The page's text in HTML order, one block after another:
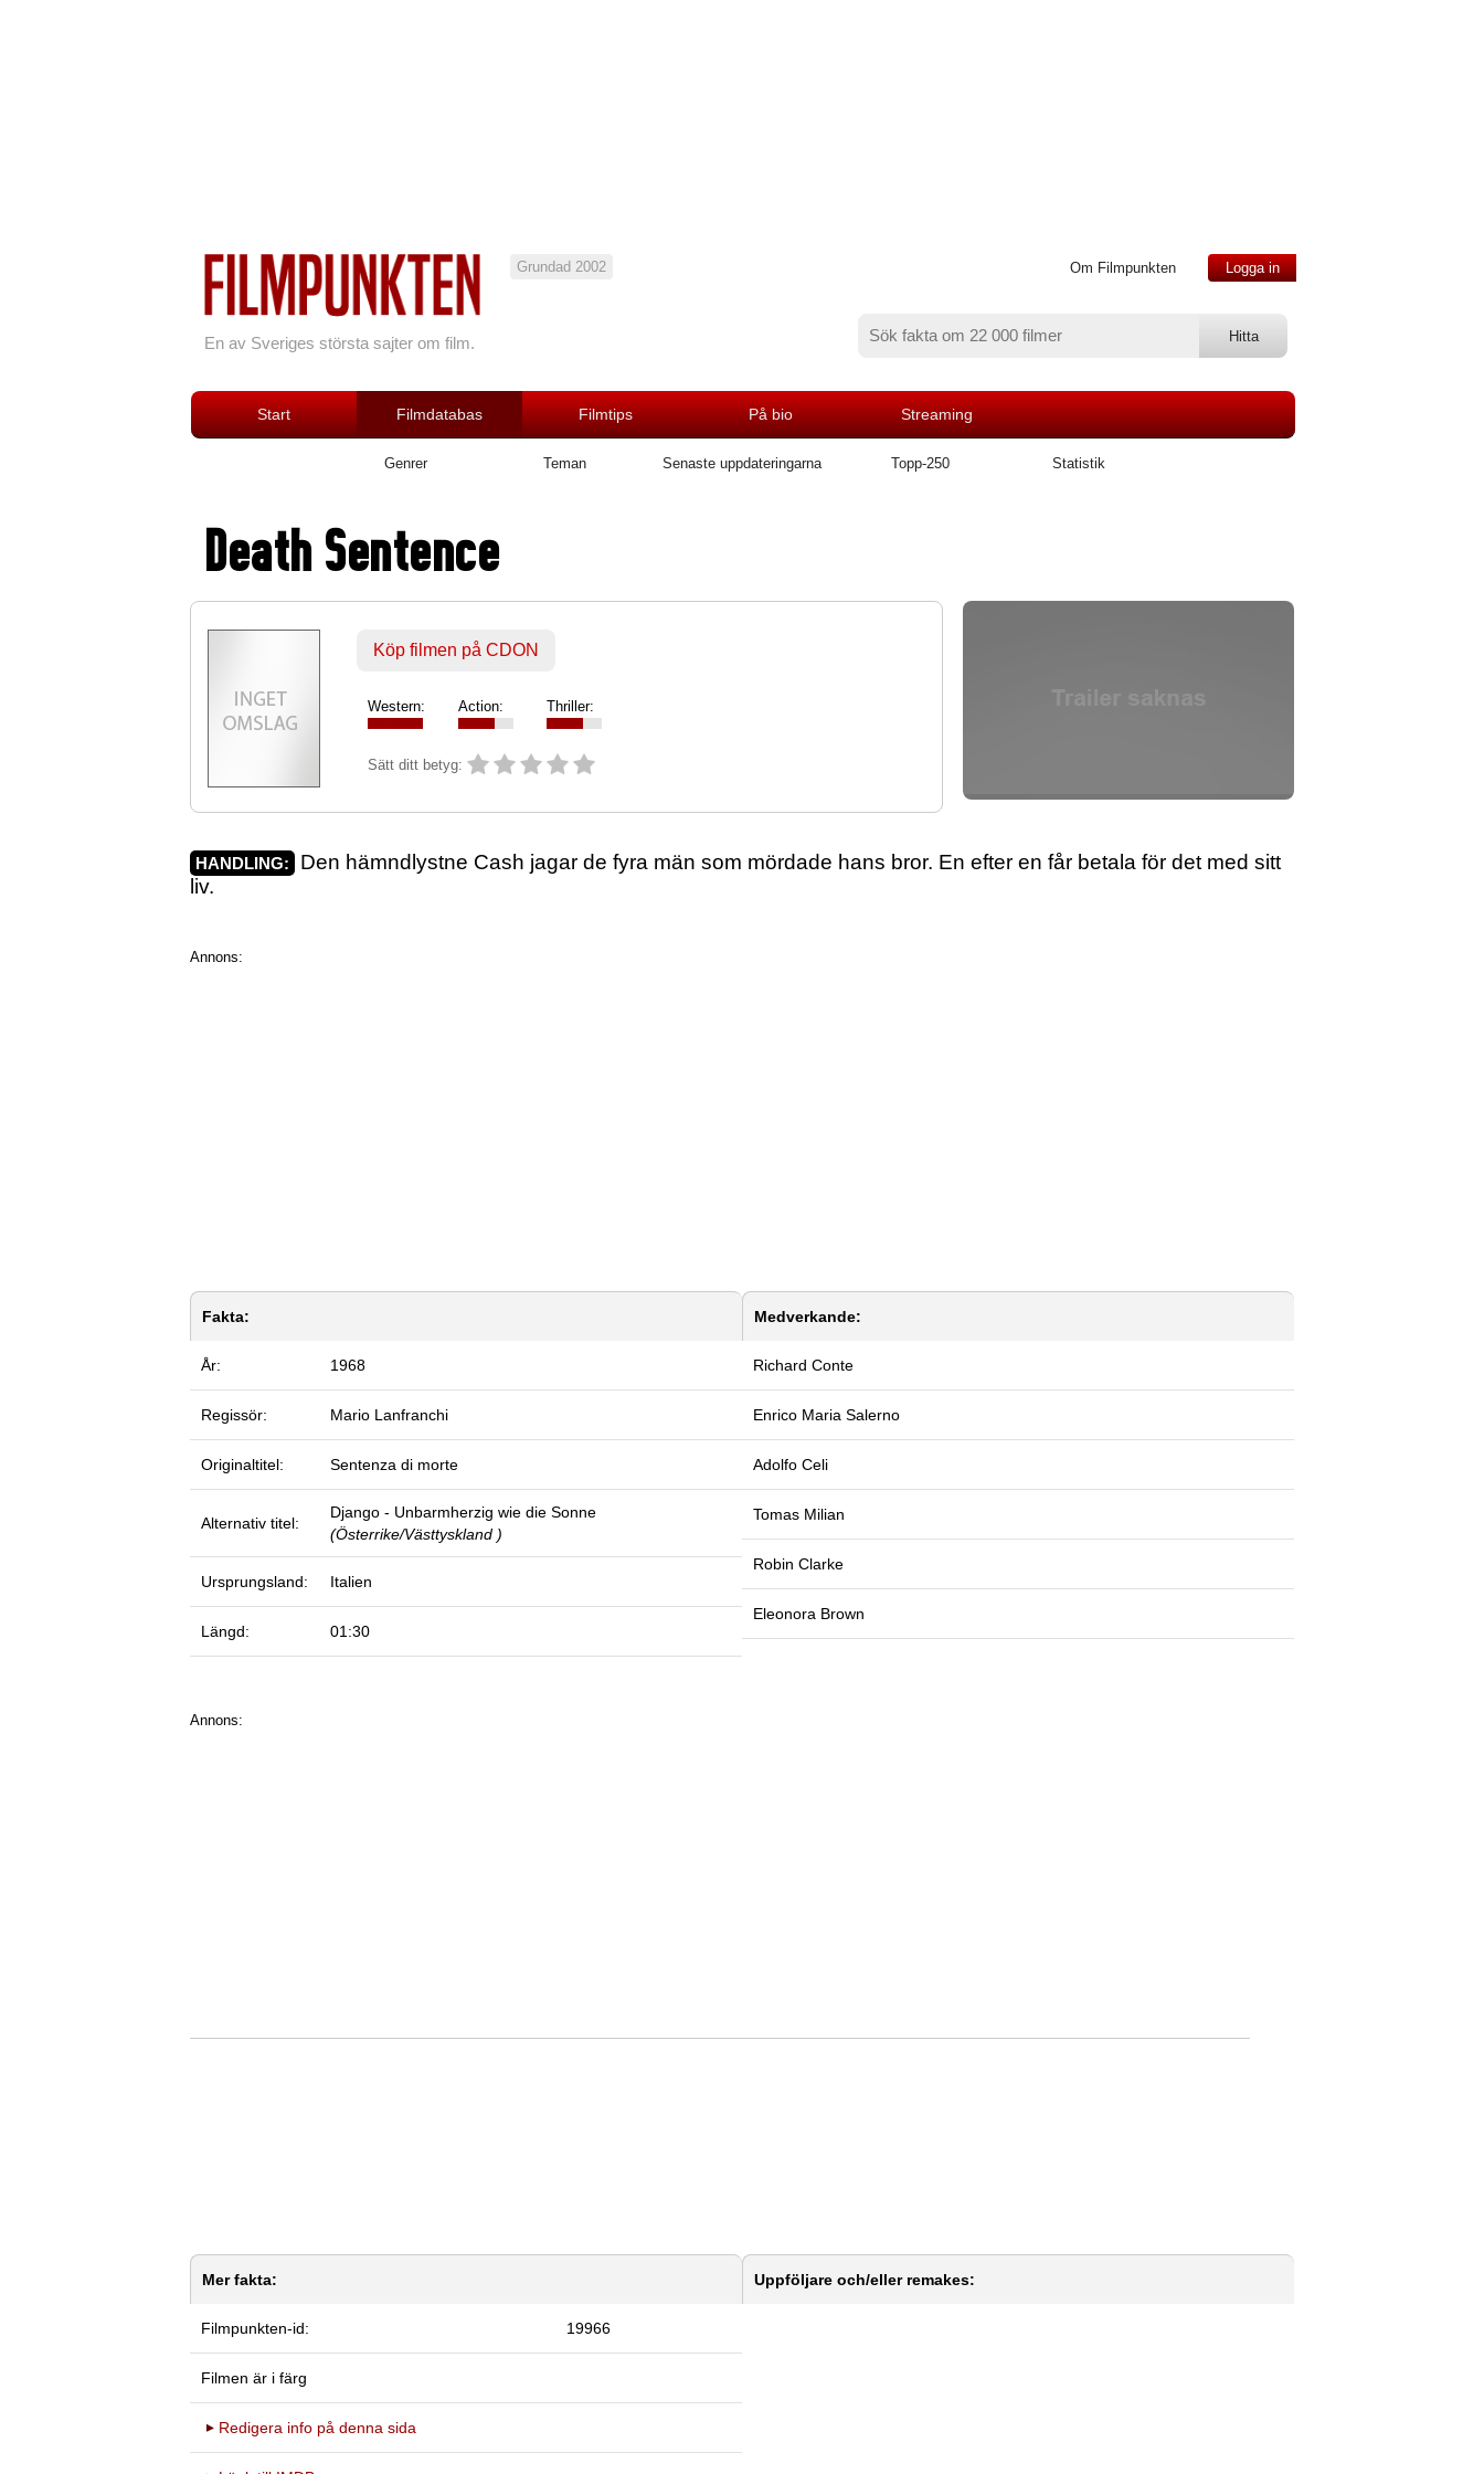
En av Sveriges största sajter om film.
Grundad 2002 Om Filmpunkten Logga in
Start Filmdatabas Filmtips På bio Streaming
Genrer Teman Senaste uppdateringarna Topp-250 Statistik
Death Sentence
Köp filmen på CDON
Western: Action: Thriller:
Sätt ditt betyg:
HANDLING:
Den hämndlystne Cash jagar de fyra män som mördade hans bror. En efter en får betala för det med sitt
liv.
Annons:
Fakta:
År: 1968
Regissör: Mario Lanfranchi
Originaltitel: Sentenza di morte
Alternativ titel:
Django - Unbarmherzig wie die Sonne
(Österrike/Västtyskland )
Ursprungsland: Italien
Längd: 01:30
Medverkande:
Richard Conte
Enrico Maria Salerno
Adolfo Celi
Tomas Milian
Robin Clarke
Eleonora Brown
Annons:
Mer fakta:
Filmpunkten-id: 19966
Filmen är i färg
Redigera info på denna sida
Uppföljare och/eller remakes: